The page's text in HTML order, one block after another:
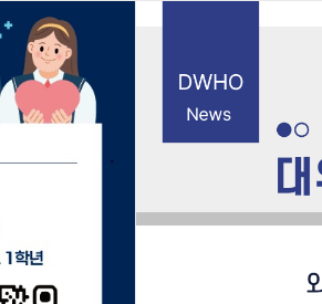
진료안내 진료센터